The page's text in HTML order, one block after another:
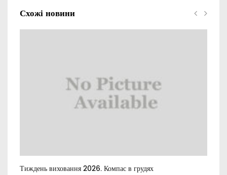
Схожі новини
Тиждень виховання 2026. Компас в грудях